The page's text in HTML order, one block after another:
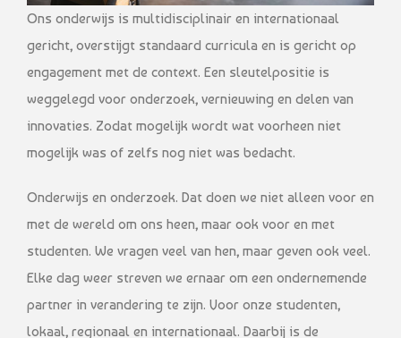
Ons onderwijs is multidisciplinair en internationaal
gericht, overstijgt standaard curricula en is gericht op
engagement met de context. Een sleutelpositie is
weggelegd voor onderzoek, vernieuwing en delen van
innovaties. Zodat mogelijk wordt wat voorheen niet
mogelijk was of zelfs nog niet was bedacht.
Onderwijs en onderzoek. Dat doen we niet alleen voor en
met de wereld om ons heen, maar ook voor en met
studenten. We vragen veel van hen, maar geven ook veel.
Elke dag weer streven we ernaar om een ondernemende
partner in verandering te zijn. Voor onze studenten,
lokaal, regionaal en internationaal. Daarbij is de